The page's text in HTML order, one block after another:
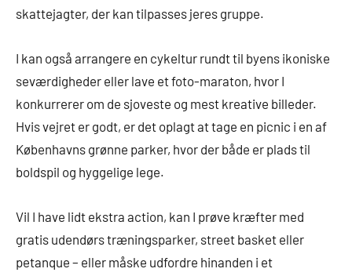
skattejagter, der kan tilpasses jeres gruppe.
I kan også arrangere en cykeltur rundt til byens ikoniske
seværdigheder eller lave et foto-maraton, hvor I
konkurrerer om de sjoveste og mest kreative billeder.
Hvis vejret er godt, er det oplagt at tage en picnic i en af
Københavns grønne parker, hvor der både er plads til
boldspil og hyggelige lege.
Vil I have lidt ekstra action, kan I prøve kræfter med
gratis udendørs træningsparker, street basket eller
petanque – eller måske udfordre hinanden i et